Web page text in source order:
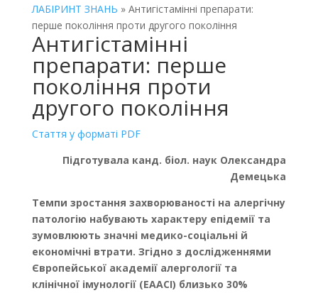
ЛАБІРИНТ ЗНАНЬ » Антигістамінні препарати:
перше покоління проти другого покоління
Антигістамінні
препарати: перше
покоління проти
другого покоління
Стаття у форматі PDF
Підготувала канд. біол. наук Олександра
Демецька
Темпи зростання захворюваності на алергічну
патологію набувають характеру епідемії та
зумовлюють значні медико-соціальні й
економічні втрати. Згідно з дослідженнями
Європейської академії алергології та
клінічної імунології (EAACI) близько 30%